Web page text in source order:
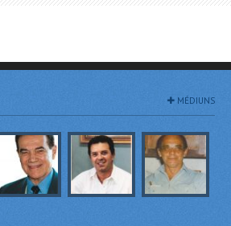
MÉDIUNS